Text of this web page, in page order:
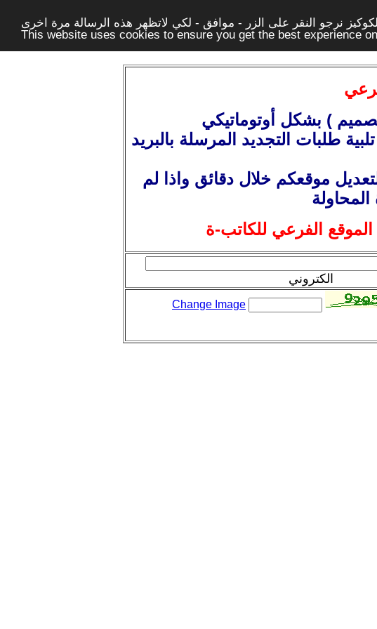
نرجو النقر على الزر - موافق - لكي لاتظهر هذه الرسالة مرة اخرى -
This website uses cookies to ensure you get the best experience
) بشكل أوتوماتيكي
طلبات التجديد المرسلة بالبريد
موقعكم خلال دقائق واذا لم
الفرعي للكاتب-ة
الكتروني
Change Image